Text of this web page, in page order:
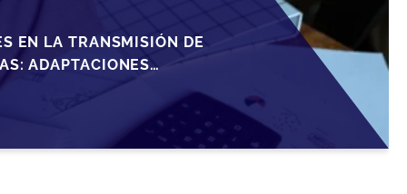
EN LA TRANSMISIÓN DE
ADAPTACIONES
EN 2026